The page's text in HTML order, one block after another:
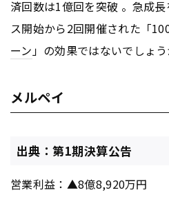
済回数は1億回を突破 。急成
ス開始から2回開催された「
ーン」の効果ではないでしょう
メルペイ
出典：第1期決算公告
営業利益：▲8億8,920万円